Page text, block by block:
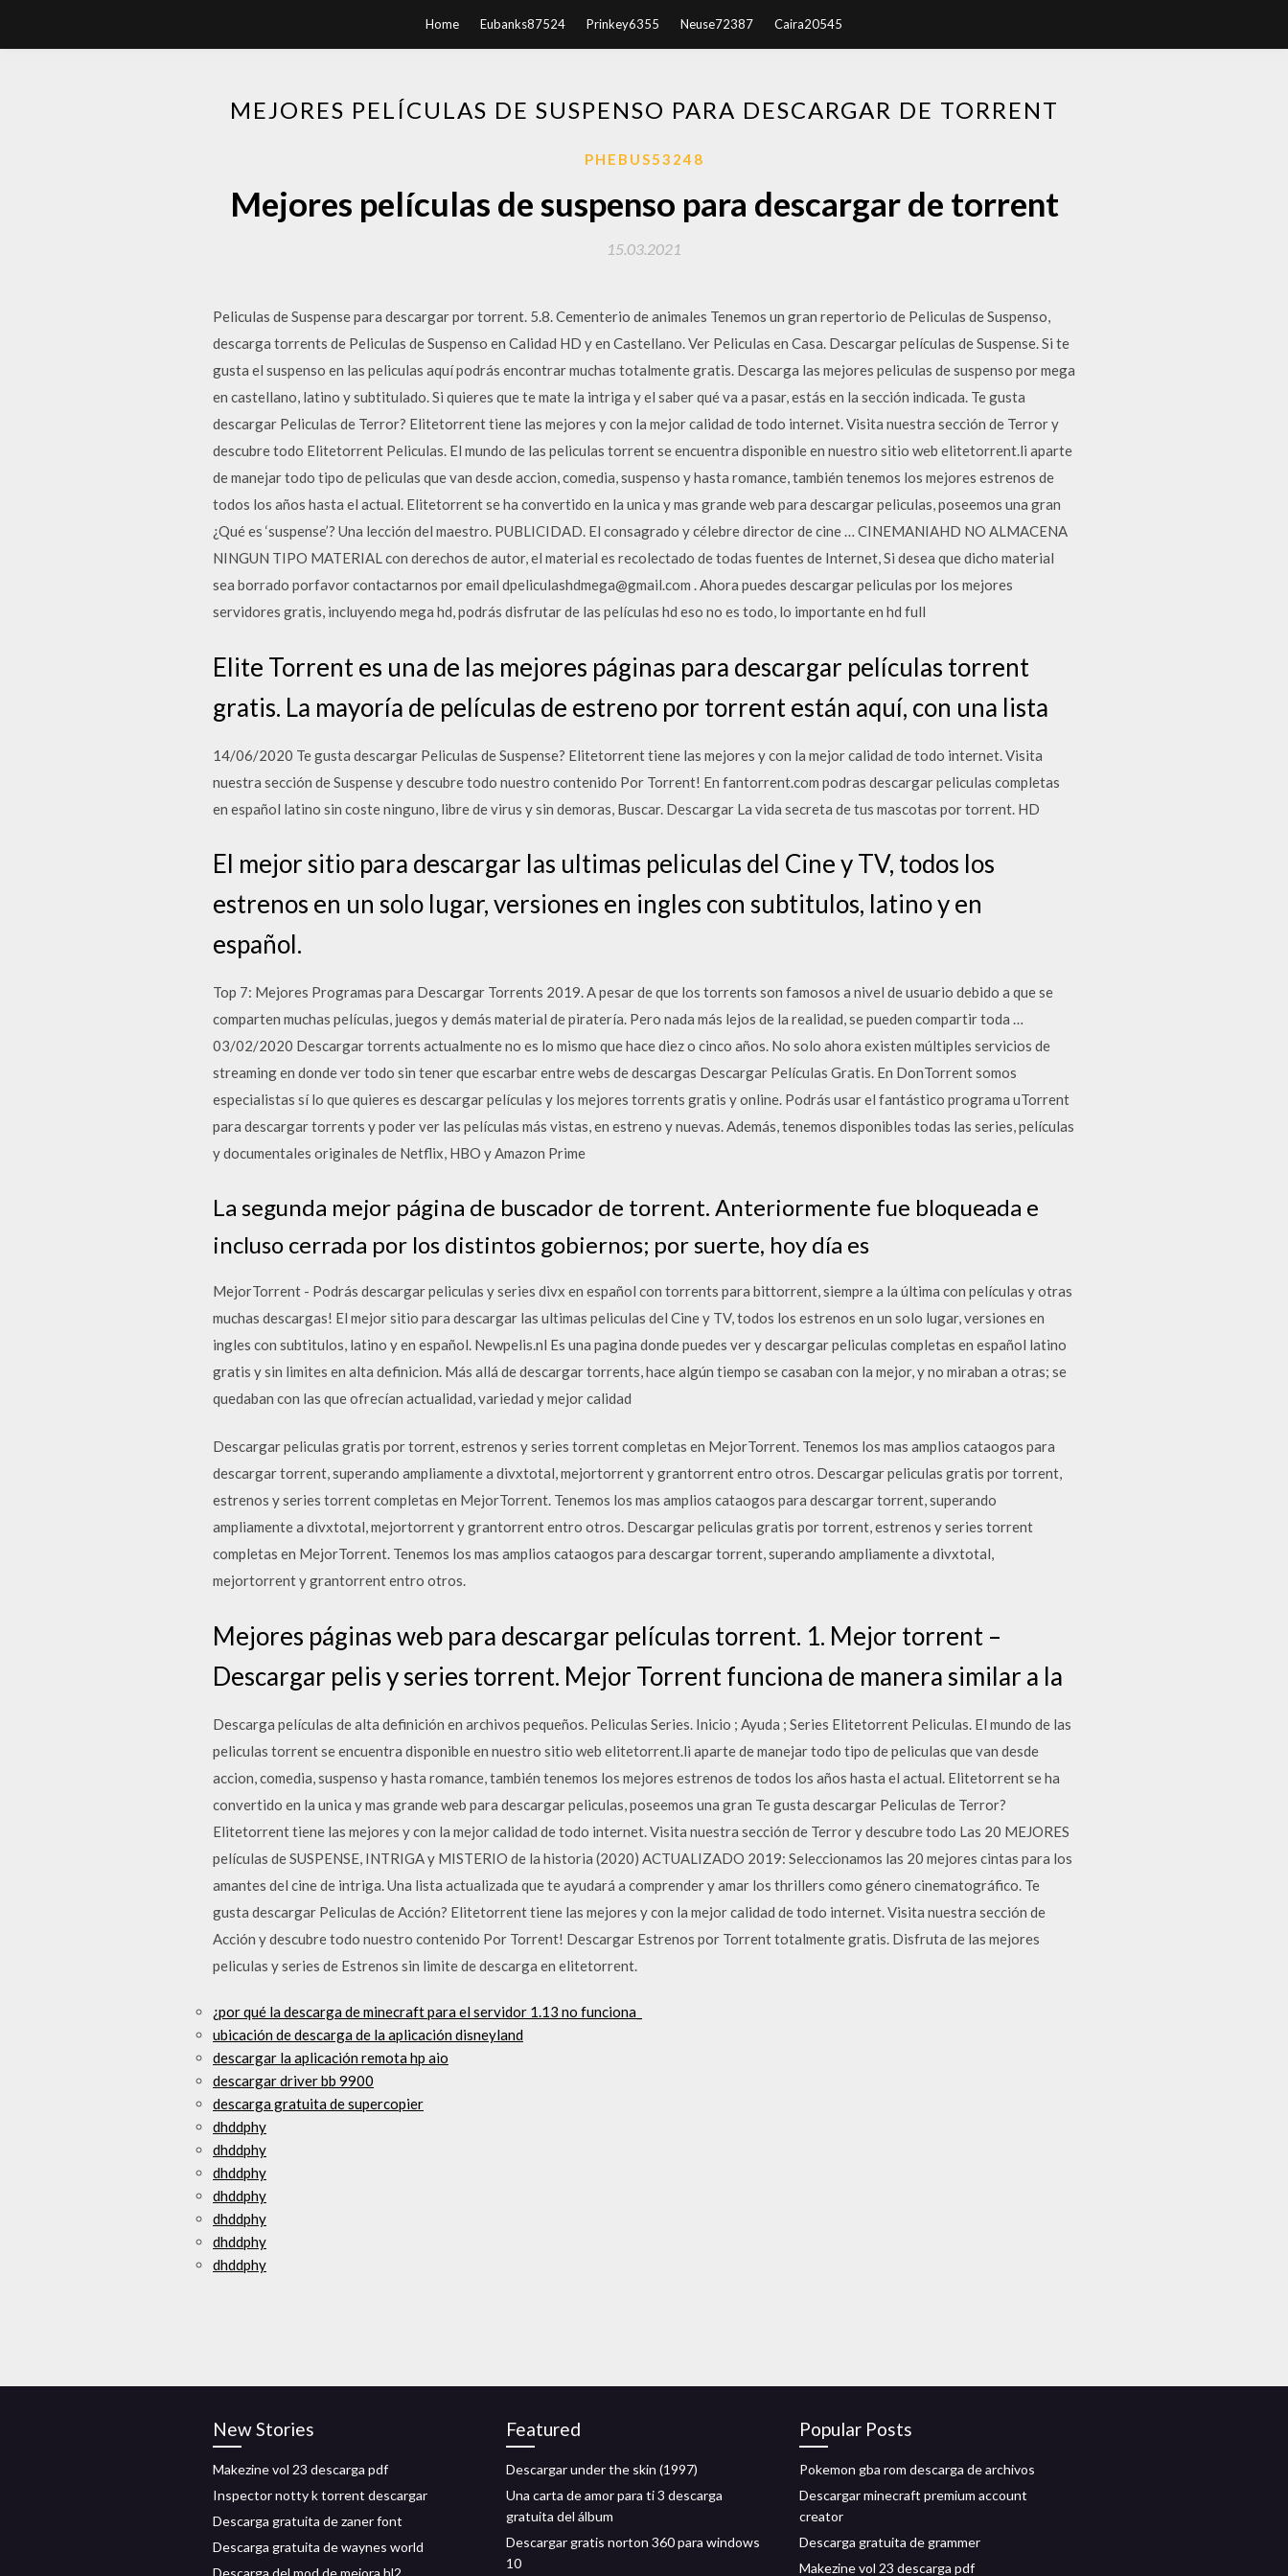
Home Eubanks87524 Prinkey6355 Neuse72387 Caira20545
MEJORES PELÍCULAS DE SUSPENSO PARA DESCARGAR DE TORRENT
PHEBUS53248
Mejores películas de suspenso para descargar de torrent
15.03.2021
Peliculas de Suspense para descargar por torrent. 5.8. Cementerio de animales Tenemos un gran repertorio de Peliculas de Suspenso,
descarga torrents de Peliculas de Suspenso en Calidad HD y en Castellano. Ver Peliculas en Casa. Descargar películas de Suspense. Si te
gusta el suspenso en las peliculas aquí podrás encontrar muchas totalmente gratis. Descarga las mejores peliculas de suspenso por mega
en castellano, latino y subtitulado. Si quieres que te mate la intriga y el saber qué va a pasar, estás en la sección indicada. Te gusta
descargar Peliculas de Terror? Elitetorrent tiene las mejores y con la mejor calidad de todo internet. Visita nuestra sección de Terror y
descubre todo Elitetorrent Peliculas. El mundo de las peliculas torrent se encuentra disponible en nuestro sitio web elitetorrent.li aparte
de manejar todo tipo de peliculas que van desde accion, comedia, suspenso y hasta romance, también tenemos los mejores estrenos de
todos los años hasta el actual. Elitetorrent se ha convertido en la unica y mas grande web para descargar peliculas, poseemos una gran
¿Qué es ‘suspense’? Una lección del maestro. PUBLICIDAD. El consagrado y célebre director de cine … CINEMANIAHD NO ALMACENA
NINGUN TIPO MATERIAL con derechos de autor, el material es recolectado de todas fuentes de Internet, Si desea que dicho material
sea borrado porfavor contactarnos por email dpeliculashdmega@gmail.com . Ahora puedes descargar peliculas por los mejores
servidores gratis, incluyendo mega hd, podrás disfrutar de las películas hd eso no es todo, lo importante en hd full
Elite Torrent es una de las mejores páginas para descargar películas torrent
gratis. La mayoría de películas de estreno por torrent están aquí, con una lista
14/06/2020 Te gusta descargar Peliculas de Suspense? Elitetorrent tiene las mejores y con la mejor calidad de todo internet. Visita
nuestra sección de Suspense y descubre todo nuestro contenido Por Torrent! En fantorrent.com podras descargar peliculas completas
en español latino sin coste ninguno, libre de virus y sin demoras, Buscar. Descargar La vida secreta de tus mascotas por torrent. HD
El mejor sitio para descargar las ultimas peliculas del Cine y TV, todos los
estrenos en un solo lugar, versiones en ingles con subtitulos, latino y en
español.
Top 7: Mejores Programas para Descargar Torrents 2019. A pesar de que los torrents son famosos a nivel de usuario debido a que se
comparten muchas películas, juegos y demás material de piratería. Pero nada más lejos de la realidad, se pueden compartir toda …
03/02/2020 Descargar torrents actualmente no es lo mismo que hace diez o cinco años. No solo ahora existen múltiples servicios de
streaming en donde ver todo sin tener que escarbar entre webs de descargas Descargar Películas Gratis. En DonTorrent somos
especialistas sí lo que quieres es descargar películas y los mejores torrents gratis y online. Podrás usar el fantástico programa uTorrent
para descargar torrents y poder ver las películas más vistas, en estreno y nuevas. Además, tenemos disponibles todas las series, películas
y documentales originales de Netflix, HBO y Amazon Prime
La segunda mejor página de buscador de torrent. Anteriormente fue bloqueada e
incluso cerrada por los distintos gobiernos; por suerte, hoy día es
MejorTorrent - Podrás descargar peliculas y series divx en español con torrents para bittorrent, siempre a la última con películas y otras
muchas descargas! El mejor sitio para descargar las ultimas peliculas del Cine y TV, todos los estrenos en un solo lugar, versiones en
ingles con subtitulos, latino y en español. Newpelis.nl Es una pagina donde puedes ver y descargar peliculas completas en español latino
gratis y sin limites en alta definicion. Más allá de descargar torrents, hace algún tiempo se casaban con la mejor, y no miraban a otras; se
quedaban con las que ofrecían actualidad, variedad y mejor calidad
Descargar peliculas gratis por torrent, estrenos y series torrent completas en MejorTorrent. Tenemos los mas amplios cataogos para
descargar torrent, superando ampliamente a divxtotal, mejortorrent y grantorrent entro otros. Descargar peliculas gratis por torrent,
estrenos y series torrent completas en MejorTorrent. Tenemos los mas amplios cataogos para descargar torrent, superando
ampliamente a divxtotal, mejortorrent y grantorrent entro otros. Descargar peliculas gratis por torrent, estrenos y series torrent
completas en MejorTorrent. Tenemos los mas amplios cataogos para descargar torrent, superando ampliamente a divxtotal,
mejortorrent y grantorrent entro otros.
Mejores páginas web para descargar películas torrent. 1. Mejor torrent –
Descargar pelis y series torrent. Mejor Torrent funciona de manera similar a la
Descarga películas de alta definición en archivos pequeños. Peliculas Series. Inicio ; Ayuda ; Series Elitetorrent Peliculas. El mundo de las
peliculas torrent se encuentra disponible en nuestro sitio web elitetorrent.li aparte de manejar todo tipo de peliculas que van desde
accion, comedia, suspenso y hasta romance, también tenemos los mejores estrenos de todos los años hasta el actual. Elitetorrent se ha
convertido en la unica y mas grande web para descargar peliculas, poseemos una gran Te gusta descargar Peliculas de Terror?
Elitetorrent tiene las mejores y con la mejor calidad de todo internet. Visita nuestra sección de Terror y descubre todo Las 20 MEJORES
películas de SUSPENSE, INTRIGA y MISTERIO de la historia (2020) ACTUALIZADO 2019: Seleccionamos las 20 mejores cintas para los
amantes del cine de intriga. Una lista actualizada que te ayudará a comprender y amar los thrillers como género cinematográfico. Te
gusta descargar Peliculas de Acción? Elitetorrent tiene las mejores y con la mejor calidad de todo internet. Visita nuestra sección de
Acción y descubre todo nuestro contenido Por Torrent! Descargar Estrenos por Torrent totalmente gratis. Disfruta de las mejores
peliculas y series de Estrenos sin limite de descarga en elitetorrent.
¿por qué la descarga de minecraft para el servidor 1.13 no funciona_
ubicación de descarga de la aplicación disneyland
descargar la aplicación remota hp aio
descargar driver bb 9900
descarga gratuita de supercopier
dhddphy
dhddphy
dhddphy
dhddphy
dhddphy
dhddphy
dhddphy
New Stories
Makezine vol 23 descarga pdf
Inspector notty k torrent descargar
Descarga gratuita de zaner font
Descarga gratuita de waynes world
Descarga del mod de mejora hl2
Featured
Descargar under the skin (1997)
Una carta de amor para ti 3 descarga
gratuita del álbum
Descargar gratis norton 360 para windows
10
Popular Posts
Pokemon gba rom descarga de archivos
Descargar minecraft premium account
creator
Descarga gratuita de grammer
Makezine vol 23 descarga pdf